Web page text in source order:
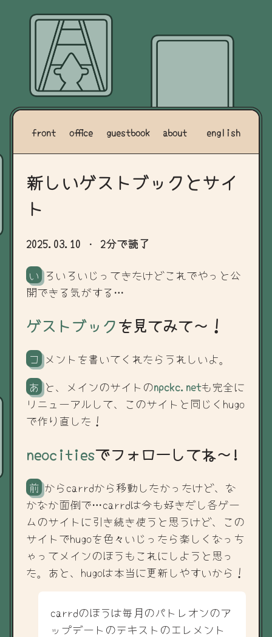
front office guestbook about english
新しいゲストブックとサイ
ト
2025.03.10
· 2分で読了
いろいろいじってきたけどこれでやっと公
開できる気がする…
ゲストブックを見てみて～！
コメントを書いてくれたらうれしいよ。
あと、メインのサイトのnpckc.netも完全に
リニューアルして、このサイトと同じくhugo
で作り直した！
neocitiesでフォローしてね～!
前からcarrdから移動したかったけど、な
かなか面倒で…carrdは今も好きだし各ゲー
ムのサイトに引き続き使うと思うけど、この
サイトでhugoを色々いじったら楽しくなっち
ゃってメインのほうもこれにしようと思っ
た。あと、hugoは本当に更新しやすいから！
carrdのほうは毎月のパトレオンのア
ップデートのテキストのエレメント